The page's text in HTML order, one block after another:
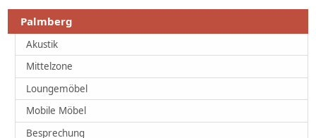
Palmberg
Akustik
Mittelzone
Loungemöbel
Mobile Möbel
Besprechung